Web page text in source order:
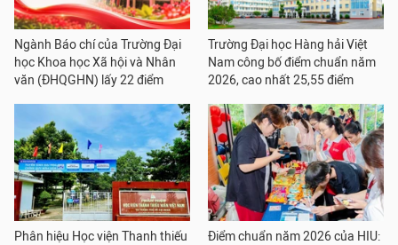
Ngành Báo chí của Trường Đại
học Khoa học Xã hội và Nhân
văn (ĐHQGHN) lấy 22 điểm
Trường Đại học Hàng hải Việt
Nam công bố điểm chuẩn năm
2026, cao nhất 25,55 điểm
Phân hiệu Học viện Thanh thiếu
Điểm chuẩn năm 2026 của HIU: